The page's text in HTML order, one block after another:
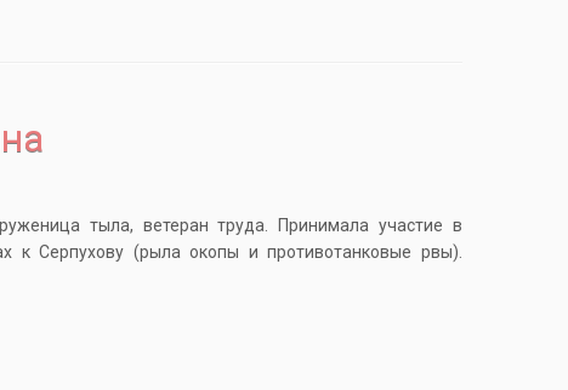
тыла, ветеран труда. Принимала участие в
к Серпухову (рыла окопы и противотанковые рвы).